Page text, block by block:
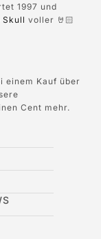
1997 und
Skull voller 🤘🏻
einem Kauf über
Cent mehr.